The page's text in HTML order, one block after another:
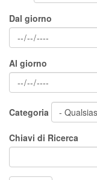
Dal giorno
Al giorno
Categoria
Chiavi di Ricerca